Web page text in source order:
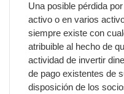
Una posible pérdida
activo o en varios
siempre existe con
atribuible al hecho de
actividad de invertir
de pago existentes de
disposición de los